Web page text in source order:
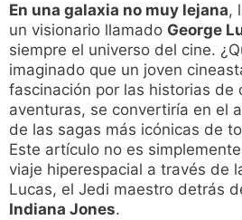
En una galaxia no muy lejana,
un visionario llamado George
siempre el universo del cine.
imaginado que un joven
fascinación por las historias de
aventuras, se convertiría en el
de las sagas más icónicas de
Este artículo no es
viaje hiperespacial a través de
Lucas, el Jedi maestro detrás
Indiana Jones.